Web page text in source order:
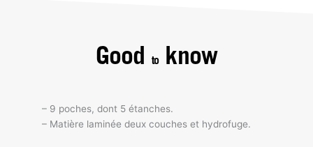
Good toknow
– 9 poches, dont 5 étanches.
– Matière laminée deux couches et hydrofuge.